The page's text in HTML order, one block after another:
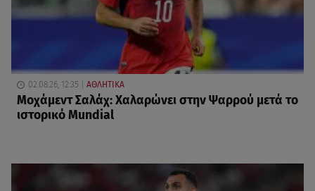
02.08.26, 12:35 ΑΘΛΗΤΙΚΑ
Μοχάμεντ Σαλάχ: Χαλαρώνει στην Ψαρρού μετά το
ιστορικό Mundial